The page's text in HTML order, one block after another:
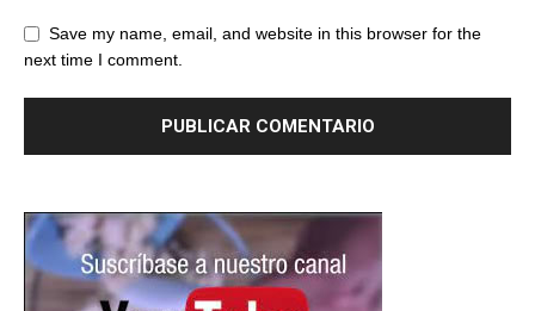
Save my name, email, and website in this browser for the
next time I comment.